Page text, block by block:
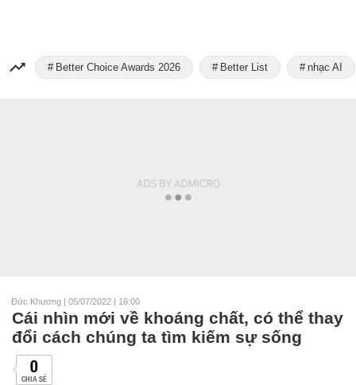
Better Choice Awards 2026 Better List nhạc AI
Đức Khương | 05/07/2022 | 16:00
Cái nhìn mới về khoáng chất, có thể thay
đổi cách chúng ta tìm kiếm sự sống
0
CHIA SẺ